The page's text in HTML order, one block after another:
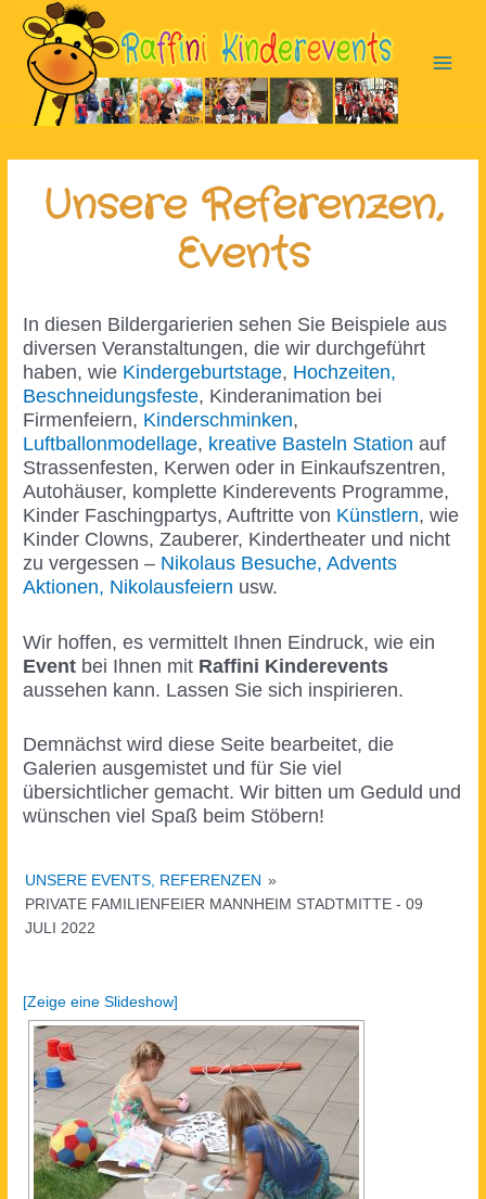
Inhalt
springen
Unsere Referenzen,
Events
In diesen Bildergarierien sehen Sie Beispiele aus
diversen Veranstaltungen, die wir durchgeführt
haben, wie Kindergeburtstage, Hochzeiten,
Beschneidungsfeste, Kinderanimation bei
Firmenfeiern, Kinderschminken,
Luftballonmodellage, kreative Basteln Station auf
Strassenfesten, Kerwen oder in Einkaufszentren,
Autohäuser, komplette Kinderevents Programme,
Kinder Faschingpartys, Auftritte von Künstlern, wie
Kinder Clowns, Zauberer, Kindertheater und nicht
zu vergessen – Nikolaus Besuche, Advents
Aktionen, Nikolausfeiern usw.
Wir hoffen, es vermittelt Ihnen Eindruck, wie ein
Event bei Ihnen mit Raffini Kinderevents
aussehen kann. Lassen Sie sich inspirieren.
Demnächst wird diese Seite bearbeitet, die
Galerien ausgemistet und für Sie viel
übersichtlicher gemacht. Wir bitten um Geduld und
wünschen viel Spaß beim Stöbern!
UNSERE EVENTS, REFERENZEN »
PRIVATE FAMILIENFEIER MANNHEIM STADTMITTE - 09
JULI 2022
[Zeige eine Slideshow]